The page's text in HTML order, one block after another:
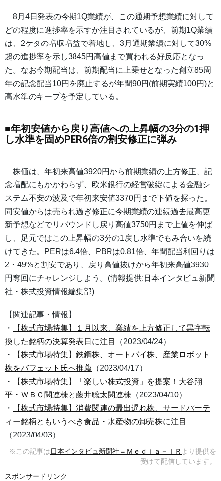
8月4日発表の今期1Q業績が、この通期予想業績に対して
どの程度に進捗率を示すか注目されているが、前期1Q業績
は、2ケタの増収増益で着地し、3月通期業績に対して30%
超の進捗率を示し3845円高値まで買われる好反応となっ
た。なお今期配当は、前期配当に上乗せとなった創立85周
年の記念配当10円を廃止するが年間90円(前期実績100円)と
高水準のキープを予定している。
■年初安値から戻り高値への上昇幅の3分の1押
し水準を固めPER6倍の割安修正に弾み
株価は、年初来高値3920円から前期業績の上方修正、記
念増配にもかかわらず、欧米銀行の経営破綻による金融シ
ステム不安の波及で年初来安値3370円まで下値を探った。
同安値からは売られ過ぎ修正に今期業績の連続過去最高更
新予想などでリバウンドし戻り高値3750円まで上値を伸ば
し、足元ではこの上昇幅の3分の1戻し水準でもみ合いを続
けてきた。PERは6.4倍、PBRは0.81倍、年間配当利回りは
2・49%と割安であり、戻り高値抜けから年初来高値3930
円奪回にチャレンジしよう。(情報提供:日本インタビュ新聞
社・株式投資情報編集部)
【関連記事・情報】
・
【株式市場特集】１月以来、業績を上方修正して黒字転
換した銘柄の決算発表日に注目
（2023/04/24）
・
【株式市場特集】鉄鋼株、オートバイ株、産業ロボット
株をバフェット氏へ推薦 （2023/04/17）
・
【株式市場特集】「楽しい株式投資」を提案！大谷翔
平・ＷＢＣ関連株と藤井聡太関連株 （2023/04/10）
・
【株式市場特集】消費関連の最出遅れ株、サードパーテ
ィー銘柄ともいうべき食品・水産物の卸売株に注目
（2023/04/03）
※この記事は日本インタビュ新聞社＝Ｍｅｄｉａ－ＩＲ より提供を
受けて配信しています。
スポンサードリンク